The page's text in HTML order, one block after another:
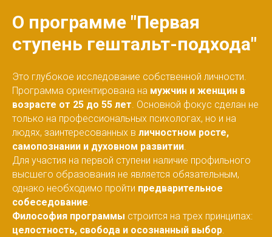
О программе "Первая
ступень гештальт-подхода"
Это глубокое исследование собственной личности.
Программа ориентирована на мужчин и женщин в
возрасте от 25 до 55 лет. Основной фокус сделан не
только на профессиональных психологах, но и на
людях, заинтересованных в личностном росте,
самопознании и духовном развитии.
Для участия на первой ступени наличие профильного
высшего образования не является обязательным,
однако необходимо пройти предварительное
собеседование.
Философия программы строится на трех принципах:
целостность, свобода и осознанный выбор.